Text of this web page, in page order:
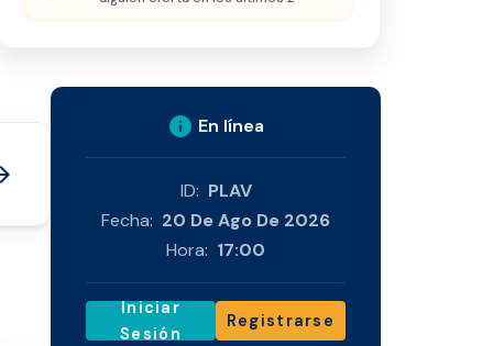
info En línea
ID: PLAV
Fecha: 20 De Ago De 2026
Hora: 17:00
Iniciar
Sesión
Registrarse